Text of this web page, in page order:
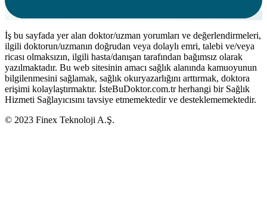
İş bu sayfada yer alan doktor/uzman yorumları ve değerlendirmeleri,
ilgili doktorun/uzmanın doğrudan veya dolaylı emri, talebi ve/veya
ricası olmaksızın, ilgili hasta/danışan tarafından bağımsız olarak
yazılmaktadır. Bu web sitesinin amacı sağlık alanında kamuoyunun
bilgilenmesini sağlamak, sağlık okuryazarlığını arttırmak, doktora
erişimi kolaylaştırmaktır. İsteBuDoktor.com.tr herhangi bir Sağlık
Hizmeti Sağlayıcısını tavsiye etmemektedir ve desteklememektedir.
© 2023 Finex Teknoloji A.Ş.